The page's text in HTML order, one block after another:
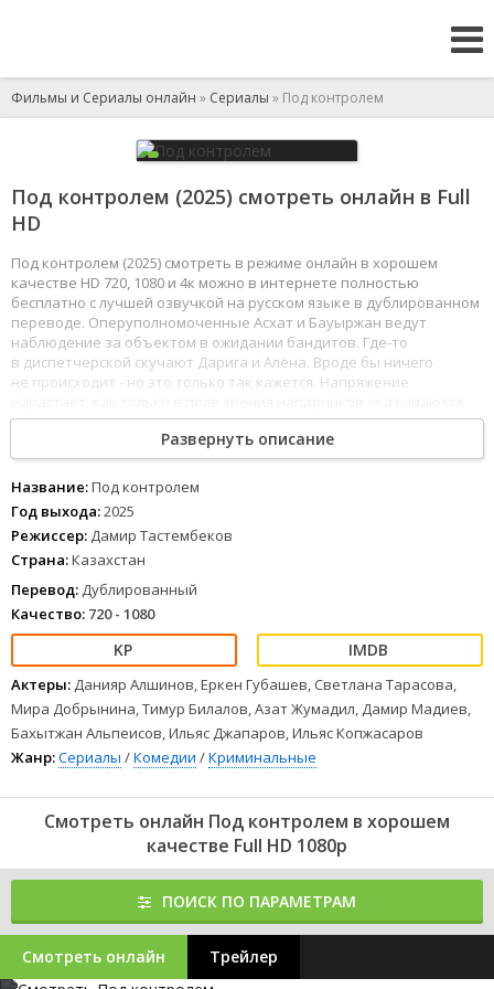
Фильмы и Сериалы онлайн » Сериалы » Под контролем
Под контролем (2025) смотреть онлайн в Full
HD
Под контролем (2025) смотреть в режиме онлайн в хорошем
качестве HD 720, 1080 и 4к можно в интернете полностью
бесплатно с лучшей озвучкой на русском языке в дублированном
переводе. Оперуполномоченные Асхат и Бауыржан ведут
наблюдение за объектом в ожидании бандитов. Где-то
в диспетчерской скучают Дарига и Алёна. Вроде бы ничего
не происходит - но это только так кажется. Напряжение
Жомарт и Зангар - злоумышленники, способные кого угодно
ввести в заблуждение своей нелепостью. Кого угодно - но только
не Асхата и Бауыржана.
1 234 5 6 78
Развернуть описание
Название:Под контролем
Год выхода:2025
Режиссер: Дамир Тастембеков
Страна:Казахстан
Перевод: Дублированный
Качество: 720 - 1080
Актеры: Данияр Алшинов, Еркен Губашев, Светлана Тарасова,
Мира Добрынина, Тимур Билалов, Азат Жумадил, Дамир Мадиев,
Бахытжан Альпеисов, Ильяс Джапаров, Ильяс Копжасаров
Жанр:Сериалы /Комедии /Криминальные
Смотреть онлайн Под контролем в хорошем
качестве Full HD 1080p
ПОИСК ПО ПАРАМЕТРАМ
Смотреть онлайн Трейлер